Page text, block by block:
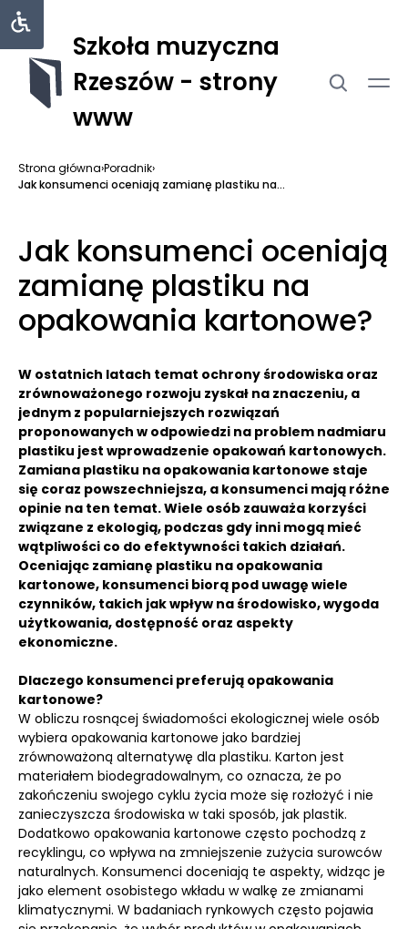
Szkoła muzyczna
Rzeszów - strony
www
Strona główna›Poradnik›
Jak konsumenci oceniają zamianę plastiku na...
Jak konsumenci oceniają
zamianę plastiku na
opakowania kartonowe?
W ostatnich latach temat ochrony środowiska oraz
zrównoważonego rozwoju zyskał na znaczeniu, a
jednym z popularniejszych rozwiązań
proponowanych w odpowiedzi na problem nadmiaru
plastiku jest wprowadzenie opakowań kartonowych.
Zamiana plastiku na opakowania kartonowe staje
się coraz powszechniejsza, a konsumenci mają różne
opinie na ten temat. Wiele osób zauważa korzyści
związane z ekologią, podczas gdy inni mogą mieć
wątpliwości co do efektywności takich działań.
Oceniając zamianę plastiku na opakowania
kartonowe, konsumenci biorą pod uwagę wiele
czynników, takich jak wpływ na środowisko, wygoda
użytkowania, dostępność oraz aspekty
ekonomiczne.
Dlaczego konsumenci preferują opakowania
kartonowe?
W obliczu rosnącej świadomości ekologicznej wiele osób
wybiera opakowania kartonowe jako bardziej
zrównoważoną alternatywę dla plastiku. Karton jest
materiałem biodegradowalnym, co oznacza, że po
zakończeniu swojego cyklu życia może się rozłożyć i nie
zanieczyszcza środowiska w taki sposób, jak plastik.
Dodatkowo opakowania kartonowe często pochodzą z
recyklingu, co wpływa na zmniejszenie zużycia surowców
naturalnych. Konsumenci doceniają te aspekty, widząc je
jako element osobistego wkładu w walkę ze zmianami
klimatycznymi. W badaniach rynkowych często pojawia